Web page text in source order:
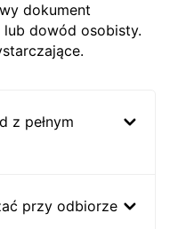
dokument
dowód osobisty.
z pełnym
przy odbiorze